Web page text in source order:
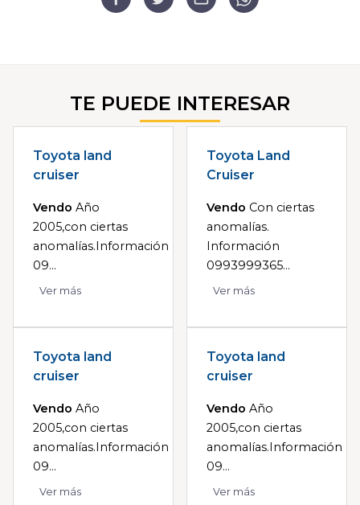
TE PUEDE INTERESAR
Toyota land
cruiser
Vendo Año
2005,con ciertas
anomalías.Información
09...
Ver más
Toyota Land
Cruiser
Vendo Con ciertas
anomalías.
Información
0993999365...
Ver más
Toyota land
cruiser
Vendo Año
2005,con ciertas
anomalías.Información
09...
Ver más
Toyota land
cruiser
Vendo Año
2005,con ciertas
anomalías.Información
09...
Ver más